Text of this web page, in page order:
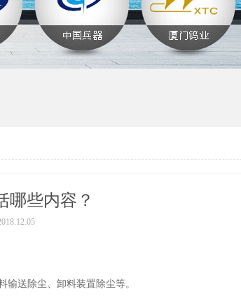
哪些内容？
送除尘、卸料装置除尘等。